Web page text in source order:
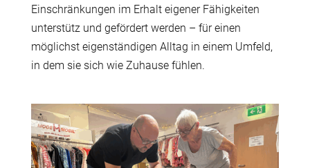
Einschränkungen im Erhalt eigener Fähigkeiten
unterstütz und gefördert werden – für einen
möglichst eigenständigen Alltag in einem Umfeld,
in dem sie sich wie Zuhause fühlen.